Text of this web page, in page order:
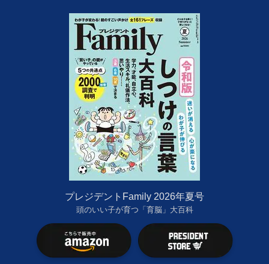
プレジデントFamily 2026年夏号
頭のいい子が育つ「育脳」大百科